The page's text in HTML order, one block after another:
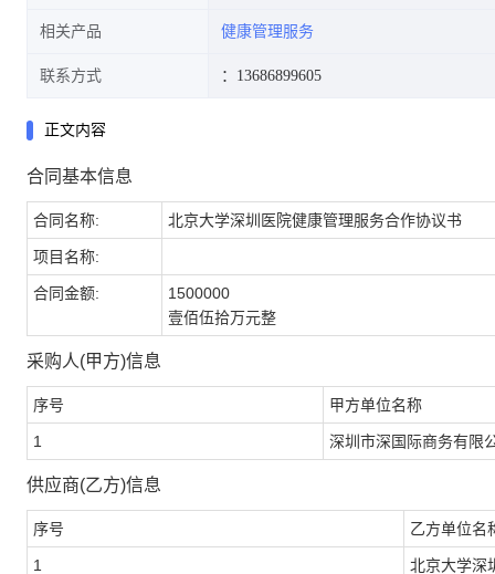
相关产品 健康管理服务
联系方式 ：13686899605
正文内容
合同基本信息
合同名称: 北京大学深圳医院健康管理服务合作协议书
项目名称:
合同金额:
1500000
壹佰伍拾万元整
采购人(甲方)信息
序号 甲方单位名称
1 深圳市深国际商务有限
供应商(乙方)信息
序号 乙方单位名
1 北京大学深